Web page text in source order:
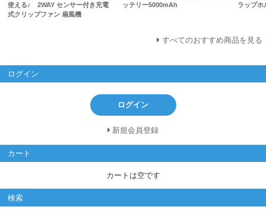
使える♪ 2WAY センサー付き充電
式クリップファン 扇風機
ッテリー5000mAh
ラップホ
すべてのおすすめ商品を見る
ログイン
ログイン
新規会員登録
カート
カートは空です
検索